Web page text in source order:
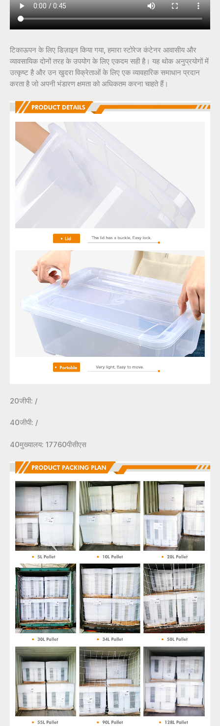
टिकाऊपन के लिए डिज़ाइन किया गया, हमारा स्टोरेज कंटेनर आवासीय और
व्यावसायिक दोनों तरह के उपयोग के लिए एकदम सही है। यह थोक अनुप्रयोगों में
उत्कृष्ट है और उन खुदरा विक्रेताओं के लिए एक व्यावहारिक समाधान प्रदान
करता है जो अपनी भंडारण क्षमता को अधिकतम करना चाहते हैं।
20जीपी: /
40जीपी: /
40मुख्यालय: 17760पीसीएस